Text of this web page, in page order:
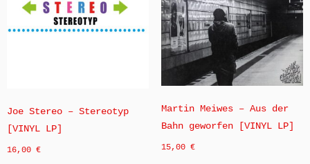
Joe Stereo – Stereotyp
[VINYL LP]
16,00 €
Martin Meiwes – Aus der
Bahn geworfen [VINYL LP]
15,00 €